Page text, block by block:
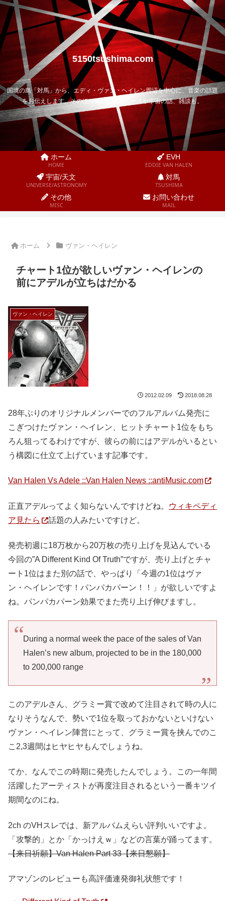
5150tsushima.com
国境の島「対馬」から、エディ・ヴァン・ヘイレン周辺を中心に、音楽の話題
をお伝えします。そのほか気になるニュースや宇宙の話、雑談も。
ホーム
HOME
EVH
EDDIE VAN HALEN
宇宙/天文
UNIVERSE/ASTRONOMY
対馬
TSUSHIMA
その他
MISC
お問い合わせ
MAIL
ホーム ヴァン・ヘイレン
チャート1位が欲しいヴァン・ヘイレンの
前にアデルが立ちはだかる
ヴァン・ヘイレン
2012.02.09 2018.08.28
28年ぶりのオリジナルメンバーでのフルアルバム発売に
こぎつけたヴァン・ヘイレン、ヒットチャート1位をもち
ろん狙ってるわけですが、彼らの前にはアデルがいるとい
う構図に仕立て上げています記事です。
Van Halen Vs Adele ::Van Halen News ::antiMusic.com
正直アデルってよく知らないんですけどね。
ウィキペディ
ア見たら
話題の人みたいですけど。
発売初週に18万枚から20万枚の売り上げを見込んでいる
今回の”A Different Kind Of Truth”ですが、売り上げとチャ
ート1位はまた別の話で、やっぱり「今週の1位はヴァ
ン・ヘイレンです！パンパカパーン！！」が欲しいですよ
ね。パンパカパーン効果でまた売り上げ伸びますし。
During a normal week the pace of the sales of Van
Halen’s new album, projected to be in the 180,000
to 200,000 range
このアデルさん、グラミー賞で改めて注目されて時の人に
なりそうなんで、勢いで1位を取っておかないといけない
ヴァン・ヘイレン陣営にとって、グラミー賞を挟んでのこ
こ2,3週間はヒヤヒヤもんでしょうね。
てか、なんでこの時期に発売したんでしょう。この一年間
活躍したアーティストが再度注目されるという一番キツイ
期間なのにね。
2ch のVHスレでは、新アルバムえらい評判いいですよ。
「攻撃的」とか「かっけえｗ」などの言葉が踊ってます。
【来日祈願】Van Halen Part 33【来日懇願】
アマゾンのレビューも高評価連発御礼状態です！